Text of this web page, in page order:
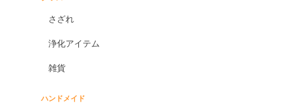
さざれ
浄化アイテム
雑貨
ハンドメイド